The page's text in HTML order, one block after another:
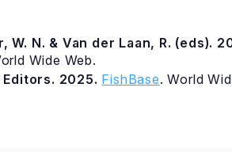
W. N. & Van der Laan, R. (eds).
Wide Web.
Editors. 2025. FishBase. World